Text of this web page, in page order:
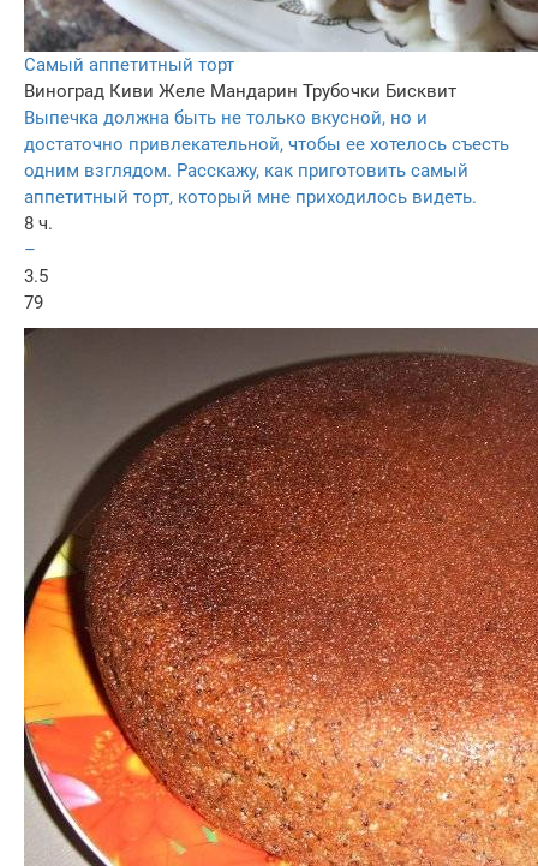
Самый аппетитный торт
Виноград Киви Желе Мандарин Трубочки Бисквит
Выпечка должна быть не только вкусной, но и
достаточно привлекательной, чтобы ее хотелось съесть
одним взглядом. Расскажу, как приготовить самый
аппетитный торт, который мне приходилось видеть.
8 ч.
–
3.5
79